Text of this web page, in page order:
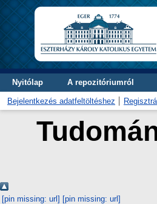
Nyitólap A repozitóriumról
Bejelentkezés adatfeltöltéshez
[pin missing: url] [pin missing: url]